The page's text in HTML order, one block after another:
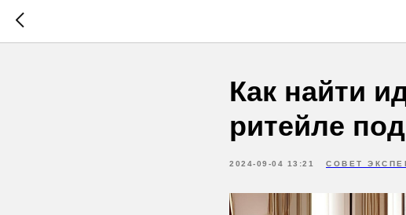
Как найти
ритейле
2024-09-04 13:21 СОВЕТ